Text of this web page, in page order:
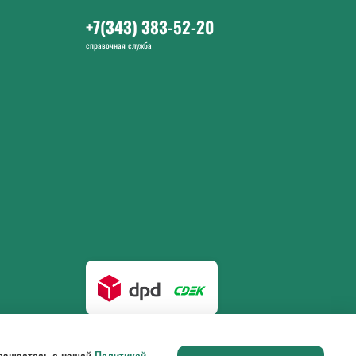
+7(343) 383-52-20
справочная служба